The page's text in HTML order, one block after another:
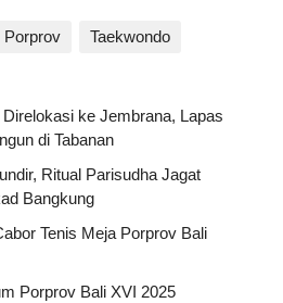
Porprov Taekwondo
ke Jembrana, Lapas
di Tabanan
Ritual Parisudha Jagat
Bangkung
Tenis Meja Porprov Bali
Porprov Bali XVI 2025